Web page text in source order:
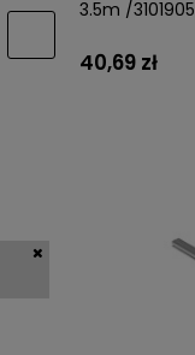
3.5m /3101905
40,69 zł